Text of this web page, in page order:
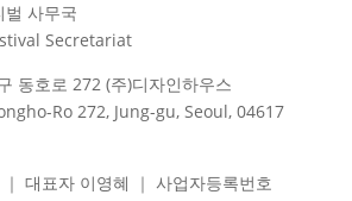
벌 사무국
Secretariat
동호로 272 (주)디자인하우스
Ro 272, Jung-gu, Seoul, 04617
대표자 이영혜 ｜ 사업자등록번호